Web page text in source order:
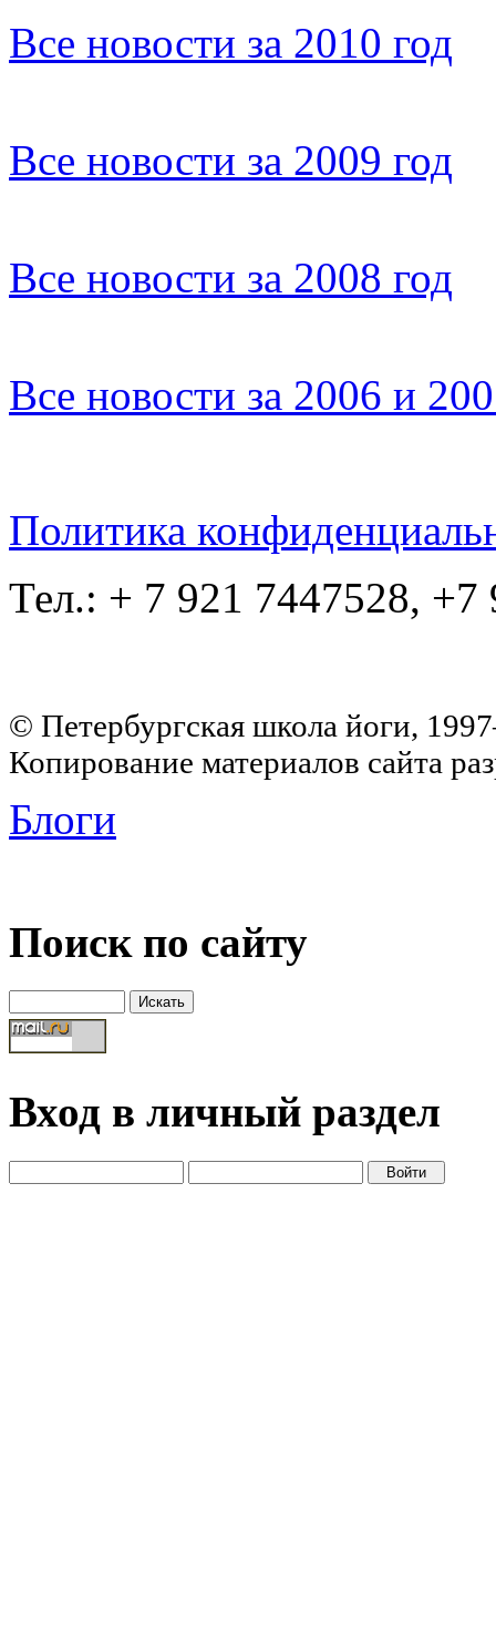
Все новости за 2010 год
Все новости за 2009 год
Все новости за 2008 год
Все новости за 2006 и
Политика
Тел.: + 7 921 7447528, +7
© Петербургская школа йоги,
Копирование материалов сайта
Блоги
Поиск по сайту
Вход в личный раздел